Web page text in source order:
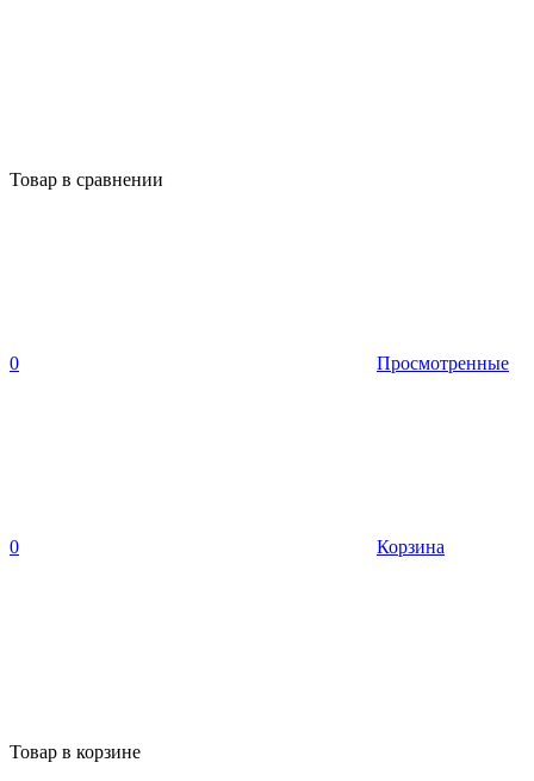
Товар в сравнении
0 Просмотренные
0 Корзина
Товар в корзине